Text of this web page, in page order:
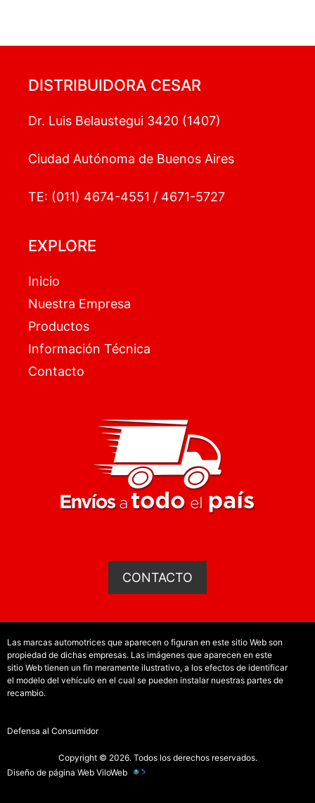
DISTRIBUIDORA CESAR
Dr. Luis Belaustegui 3420 (1407)
Ciudad Autónoma de Buenos Aires
TE: (011) 4674-4551 / 4671-5727
EXPLORE
Inicio
Nuestra Empresa
Productos
Información Técnica
Contacto
CONTACTO
Las marcas automotrices que aparecen o figuran en este sitio Web son
propiedad de dichas empresas. Las imágenes que aparecen en este
sitio Web tienen un fin meramente ilustrativo, a los efectos de identificar
el modelo del vehículo en el cual se pueden instalar nuestras partes de
recambio.
Defensa al Consumidor
Copyright © 2026. Todos los derechos reservados.
Diseño de página Web ViloWeb